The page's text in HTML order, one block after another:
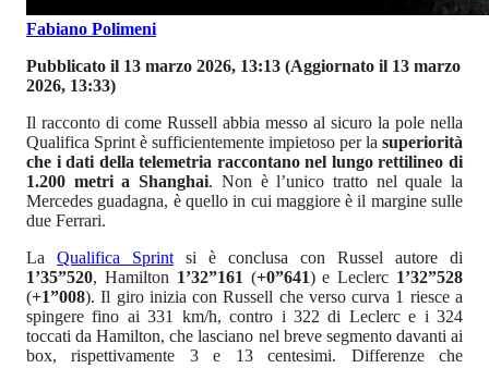
Fabiano Polimeni
Pubblicato il 13 marzo 2026, 13:13 (Aggiornato il 13 marzo
2026, 13:33)
Il racconto di come Russell abbia messo al sicuro la pole nella
Qualifica Sprint è sufficientemente impietoso per la superiorità
che i dati della telemetria raccontano nel lungo rettilineo di
1.200 metri a Shanghai. Non è l’unico tratto nel quale la
Mercedes guadagna, è quello in cui maggiore è il margine sulle
due Ferrari.
La Qualifica Sprint si è conclusa con Russel autore di
1’35”520, Hamilton 1’32”161 (+0”641) e Leclerc 1’32”528
(+1”008). Il giro inizia con Russell che verso curva 1 riesce a
spingere fino ai 331 km/h, contro i 322 di Leclerc e i 324
toccati da Hamilton, che lasciano nel breve segmento davanti ai
box, rispettivamente 3 e 13 centesimi. Differenze che